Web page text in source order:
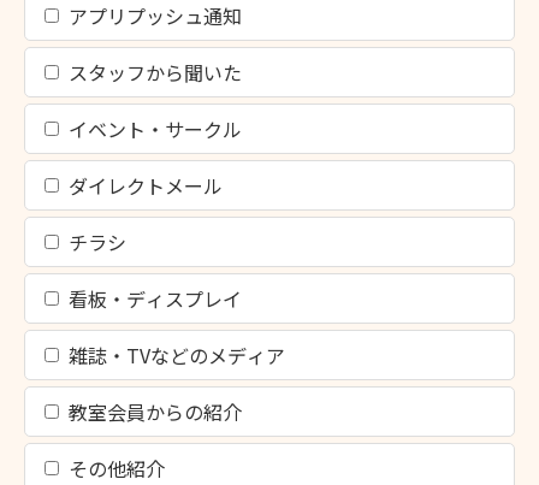
アプリプッシュ通知
スタッフから聞いた
イベント・サークル
ダイレクトメール
チラシ
看板・ディスプレイ
雑誌・TVなどのメディア
教室会員からの紹介
その他紹介